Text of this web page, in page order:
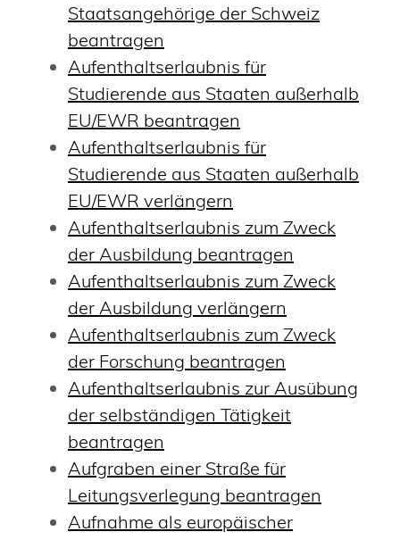
Staatsangehörige der Schweiz
beantragen
Aufenthaltserlaubnis für
Studierende aus Staaten außerhalb
EU/EWR beantragen
Aufenthaltserlaubnis für
Studierende aus Staaten außerhalb
EU/EWR verlängern
Aufenthaltserlaubnis zum Zweck
der Ausbildung beantragen
Aufenthaltserlaubnis zum Zweck
der Ausbildung verlängern
Aufenthaltserlaubnis zum Zweck
der Forschung beantragen
Aufenthaltserlaubnis zur Ausübung
der selbständigen Tätigkeit
beantragen
Aufgraben einer Straße für
Leitungsverlegung beantragen
Aufnahme als europäischer